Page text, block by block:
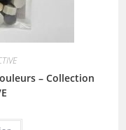
– Collection